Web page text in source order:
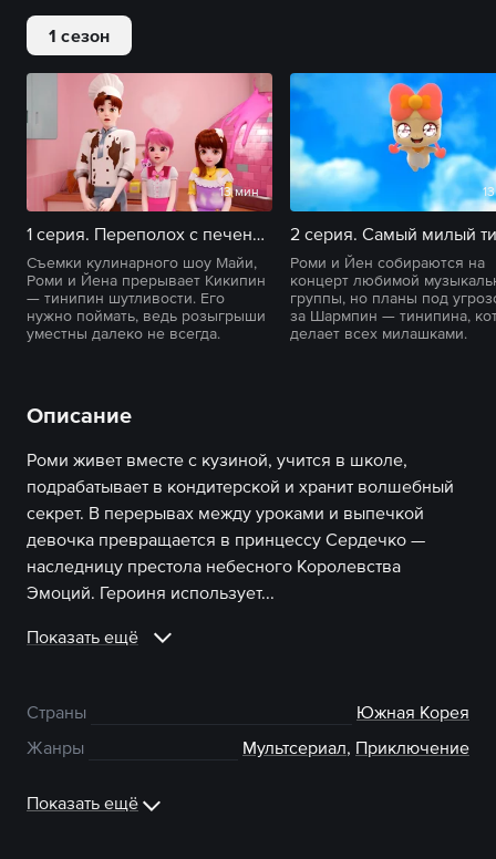
1 сезон
13 мин
1 серия. Переполох с печеньками
Съемки кулинарного шоу Майи,
Роми и Йена прерывает Кикипин
— тинипин шутливости. Его
нужно поймать, ведь розыгрыши
уместны далеко не всегда.
Роми и Йен собираются на
концерт любимой
группы, но планы под
за Шармпин — тинипина,
делает всех милашками.
Описание
Роми живет вместе с кузиной, учится в школе,
подрабатывает в кондитерской и хранит волшебный
секрет. В перерывах между уроками и выпечкой
девочка превращается в принцессу Сердечко —
наследницу престола небесного Королевства
Эмоций. Героиня использует...
Показать ещё
Страны
Южная Корея
Жанры
Мультсериал, Приключение
Показать ещё